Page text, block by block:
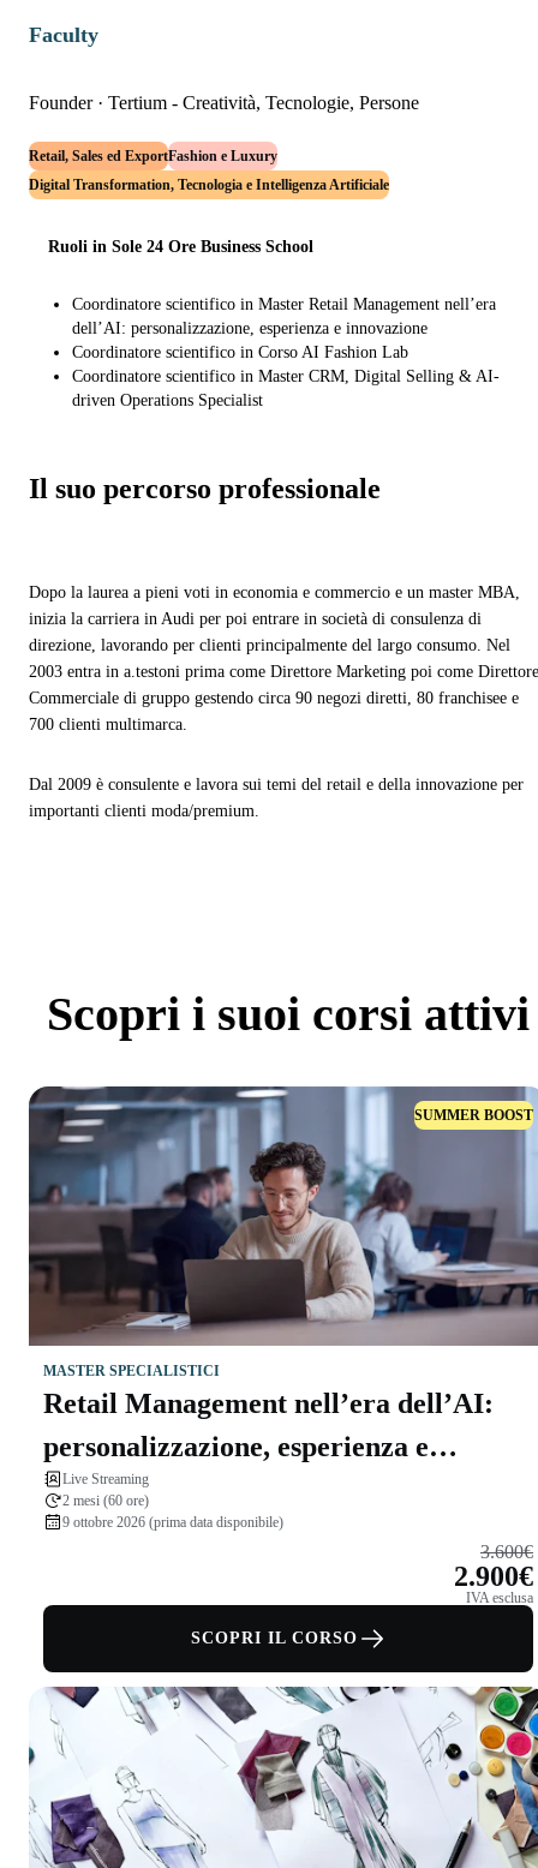
Faculty
Founder · Tertium - Creatività, Tecnologie, Persone
Retail, Sales ed ExportFashion e Luxury
Digital Transformation, Tecnologia e Intelligenza Artificiale
Ruoli in Sole 24 Ore Business School
Coordinatore scientifico in Master Retail Management nell’era
dell’AI: personalizzazione, esperienza e innovazione
Coordinatore scientifico in Corso AI Fashion Lab
Coordinatore scientifico in Master CRM, Digital Selling & AI-
driven Operations Specialist
Il suo percorso professionale
Dopo la laurea a pieni voti in economia e commercio e un master MBA,
inizia la carriera in Audi per poi entrare in società di consulenza di
direzione, lavorando per clienti principalmente del largo consumo. Nel
2003 entra in a.testoni prima come Direttore Marketing poi come Direttore
Commerciale di gruppo gestendo circa 90 negozi diretti, 80 franchisee e
700 clienti multimarca.
Dal 2009 è consulente e lavora sui temi del retail e della innovazione per
importanti clienti moda/premium.
Scopri i suoi corsi attivi
SUMMER BOOST
MASTER SPECIALISTICI
Retail Management nell’era dell’AI:
personalizzazione, esperienza e
innovazione
Live Streaming
2 mesi (60 ore)
9 ottobre 2026 (prima data disponibile)
3.600€
2.900€
IVA esclusa
SCOPRI IL CORSO